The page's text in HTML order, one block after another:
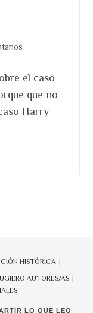
el caso
que no
Harry
HISTÓRICA
AUTORES/AS
LO QUE LEO